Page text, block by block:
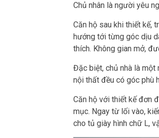
Chủ nhân là người yêu
Căn hộ sau khi thiết kế,
hướng tới từng góc dịu
thích. Không gian mở,
Đặc biệt, chủ nhà là một
nội thất đều có góc phù
Căn hộ với thiết kế đơn
mục. Ngay từ lối vào,
cho tủ giày hình chữ L,